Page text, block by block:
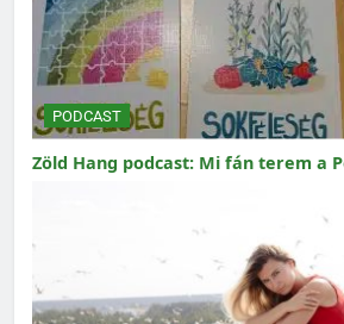
PODCAST
Zöld Hang podcast: Mi fán terem a